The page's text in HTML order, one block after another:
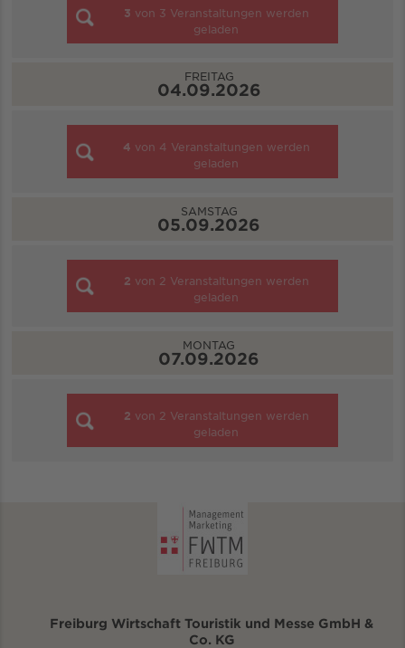
3 von 3 Veranstaltungen werden
geladen
FREITAG
04.09.2026
4 von 4 Veranstaltungen werden
geladen
SAMSTAG
05.09.2026
2 von 2 Veranstaltungen werden
geladen
MONTAG
07.09.2026
2 von 2 Veranstaltungen werden
geladen
Freiburg Wirtschaft Touristik und Messe GmbH &
Co. KG